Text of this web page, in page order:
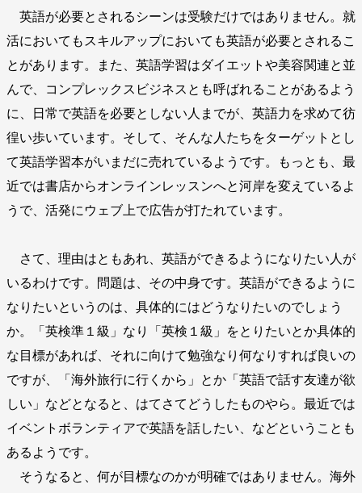
英語が必要とされるシーンは受験だけではありません。就
活においてもスキルアップにおいても英語が必要とされるこ
とがあります。また、英語学習はダイエットや美容関連と並
んで、コンプレックスビジネスとも呼ばれることがあるよう
に、日常で英語を必要としない人までが、英語力を求めて彷
徨い歩いています。そして、そんな人たちをターゲットとし
て英語学習本がいまだに売れているようです。もっとも、最
近では書店からオンラインレッスンへと河岸を変えているよ
うで、活発にウェブ上で広告が打たれています。
さて、理由はともあれ、英語ができるようになりたい人が
いるわけです。問題は、その中身です。英語ができるように
なりたいというのは、具体的にはどうなりたいのでしょう
か。「英検準１級」なり「英検１級」をとりたいとか具体的
な目標があれば、それに向けて勉強なり何なりすれば良いの
ですが、「海外旅行に行くから」とか「英語で話す友達が欲
しい」などとなると、はてさてどうしたものやら。最近では
イベントボランティアで英語を話したい、などということも
あるようです。
そうなると、何が目標なのかが明確ではありません。海外